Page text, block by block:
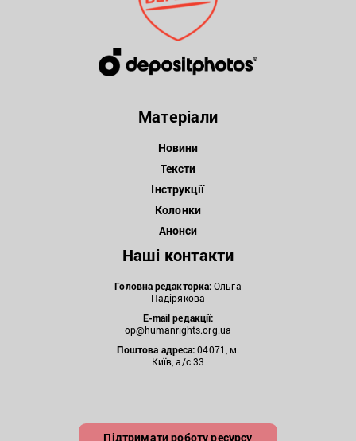
Матеріали
Новини
Тексти
Інструкції
Колонки
Анонси
Наші контакти
Головна редакторка:Ольга
Падірякова
E-mail редакції:
op@humanrights.org.ua
Поштова адреса:04071, м.
Київ, а/с 33
Підтримати роботу ресурсу